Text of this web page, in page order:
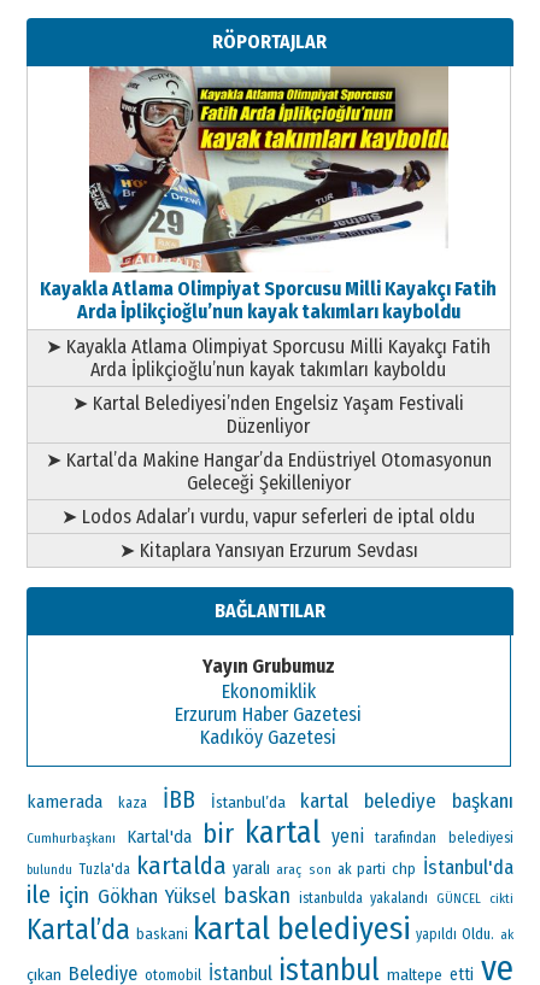
Metin Külünk: Aileyi Korumak
Geleceği Korumaktır
11 Mayıs 2026 Pazartesi
RÖPORTAJLAR
Kayakla Atlama Olimpiyat Sporcusu Milli Kayakçı Fatih
Arda İplikçioğlu’nun kayak takımları kayboldu
➤ Kayakla Atlama Olimpiyat Sporcusu Milli Kayakçı Fatih
Arda İplikçioğlu’nun kayak takımları kayboldu
➤ Kartal Belediyesi’nden Engelsiz Yaşam Festivali
Düzenliyor
➤ Kartal’da Makine Hangar’da Endüstriyel Otomasyonun
Geleceği Şekilleniyor
➤ Lodos Adalar’ı vurdu, vapur seferleri de iptal oldu
➤ Kitaplara Yansıyan Erzurum Sevdası
BAĞLANTILAR
Yayın Grubumuz
Ekonomiklik
Erzurum Haber Gazetesi
Kadıköy Gazetesi
kamerada kaza İBB İstanbul’da kartal belediye başkanı
Cumhurbaşkanı Kartal'da bir kartal yeni tarafından belediyesi
bulundu Tuzla'da kartalda yaralı araç son ak parti chp İstanbul'da
ile için Gökhan Yüksel baskan istanbulda yakalandı GÜNCEL cikti
Kartal’da baskani kartal belediyesi yapıldı Oldu. ak
çıkan Belediye otomobil İstanbul istanbul maltepe etti ve